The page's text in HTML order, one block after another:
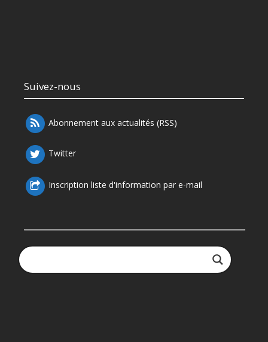
Suivez-nous
Abonnement aux actualités (RSS)
Twitter
Inscription liste d'information par e-mail